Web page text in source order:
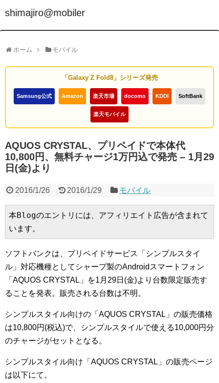
shimajiro@mobiler
ホーム モバイル
「Galaxy Z Fold8」シリーズ発売
Samsung公式 Amazon 楽天市場 docomo KDDI SoftBank
楽天モバイル
AQUOS CRYSTAL、プリペイドで本体代
10,800円、無料チャージ1万円込で発売 – 1月29
日(金)より
2016/1/26 2016/1/29 モバイル
本Blogのエントリには、アフィリエイト広告が含まれて
います。
ソフトバンクは、プリペイドサービス「シンプルスタイ
ル」対応機種としてシャープ製のAndroidスマートフォン
「AQUOS CRYSTAL」を1月29日(金)より台数限定販売す
ることを発表。販売される台数は不明。
シンプルスタイル向けの「AQUOS CRYSTAL」の販売価格
は10,800円(税込)で、シンプルスタイルで使える10,000円分
のチャージがセットとなる。
シンプルスタイル向け「AQUOS CRYSTAL」の販売ページ
は以下にて。